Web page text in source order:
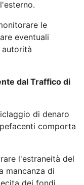
le
eventuali
dal Traffico di
di denaro
comporta
l'estraneità del
mancanza di
dei fondi.